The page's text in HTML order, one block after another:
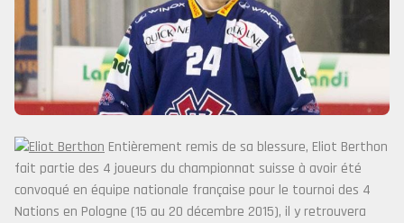
Entièrement remis de sa blessure, Eliot Berthon
fait partie des 4 joueurs du championnat suisse à avoir été
convoqué en équipe nationale française pour le tournoi des 4
Nations en Pologne (15 au 20 décembre 2015), il y retrouvera